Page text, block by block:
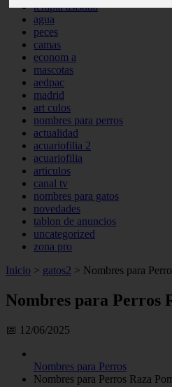
terapia asistida
agua
peces
camas
econom a
mascotas
aedpac
madrid
art culos
nombres para perros
actualidad
acuariofilia 2
acuariofilia
articulos
canal tv
nombres para gatos
novedades
tablon de anuncios
uncategorized
zona pro
Inicio > gatos2 > Nombres para
Nombres para Perros
📅 12/06/2025
Nombres para Perros
Nombres para Perros Raza